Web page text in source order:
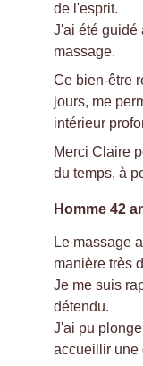
de l'esprit.
J'ai été guidé
massage.
Ce bien-être
jours, me
intérieur
Merci Claire
du temps, à
Homme 42
Le massage
manière très
Je me suis
détendu.
J'ai pu
accueillir une